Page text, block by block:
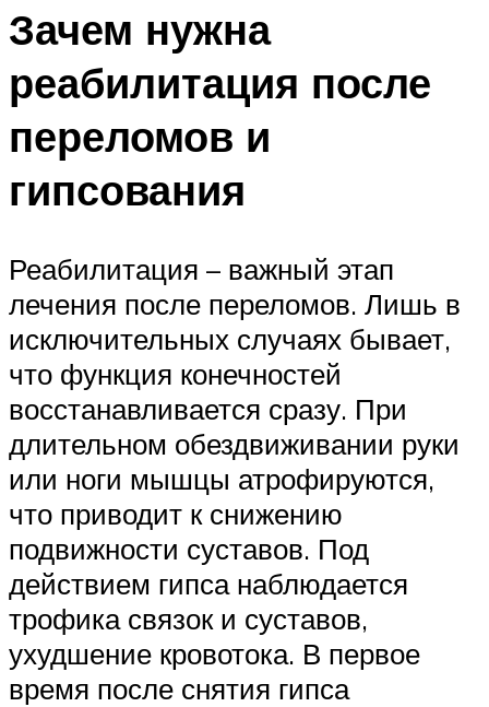
Зачем нужна
реабилитация после
переломов и
гипсования
Реабилитация – важный этап
лечения после переломов. Лишь в
исключительных случаях бывает,
что функция конечностей
восстанавливается сразу. При
длительном обездвиживании руки
или ноги мышцы атрофируются,
что приводит к снижению
подвижности суставов. Под
действием гипса наблюдается
трофика связок и суставов,
ухудшение кровотока. В первое
время после снятия гипса